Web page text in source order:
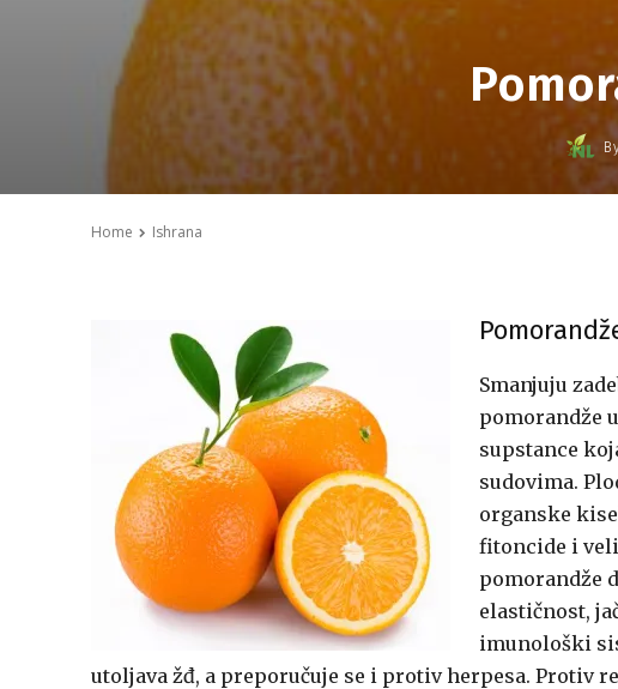
Home Ishrana
Smanjuju
pomorandže
supstance
sudovima.
organske
fitoncide i
pomorandže
elastičnost,
imunološki
utoljava žđ, a preporučuje se i protiv herpesa.